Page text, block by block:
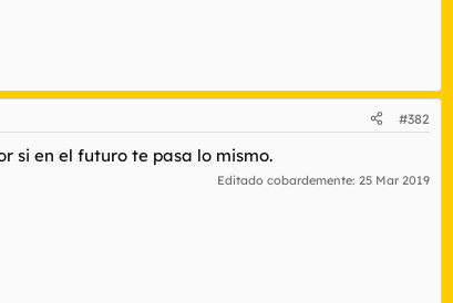
#382
si en el futuro te pasa lo mismo.
Editado cobardemente: 25 Mar 2019